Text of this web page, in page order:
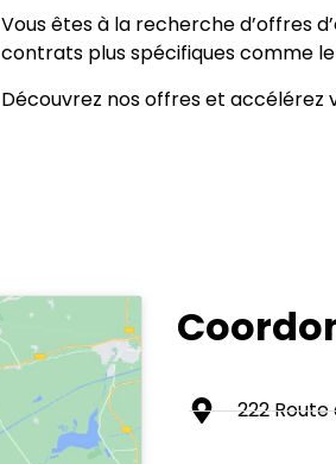
Vous êtes à la recherche d’offres
contrats plus spécifiques comme
Découvrez nos offres et accélérez
222